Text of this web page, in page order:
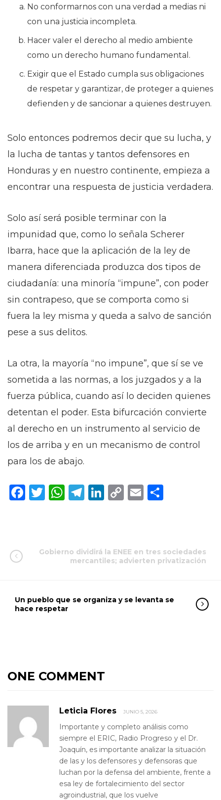
No conformarnos con una verdad a medias ni
con una justicia incompleta.
Hacer valer el derecho al medio ambiente
como un derecho humano fundamental.
Exigir que el Estado cumpla sus obligaciones
de respetar y garantizar, de proteger a quienes
defienden y de sancionar a quienes destruyen.
Solo entonces podremos decir que su lucha, y
la lucha de tantas y tantos defensores en
Honduras y en nuestro continente, empieza a
encontrar una respuesta de justicia verdadera.
Solo así será posible terminar con la
impunidad que, como lo señala Scherer
Ibarra, hace que la aplicación de la ley de
manera diferenciada produzca dos tipos de
ciudadanía: una minoría “impune”, con poder
sin contrapeso, que se comporta como si
fuera la ley misma y queda a salvo de sanción
pese a sus delitos.
La otra, la mayoría “no impune”, que sí se ve
sometida a las normas, a los juzgados y a la
fuerza pública, cuando así lo deciden quienes
detentan el poder. Esta bifurcación convierte
al derecho en un instrumento al servicio de
los de arriba y en un mecanismo de control
para los de abajo.
Facebook
Twitter
WhatsApp
Telegram
LinkedIn
CopyEmail
Gobierno dividirá la ENEE en tres sociedades
mercantiles; advierten privatización
Un pueblo que se organiza y se levanta se
hace respetar
ONE COMMENT
Leticia Flores JUNIO 5, 2026
Importante y completo análisis como
siempre el ERIC, Radio Progreso y el Dr.
Joaquín, es importante analizar la situación
de las y los defensores y defensoras que
luchan por la defensa del ambiente, frente a
esa ley de fortalecimiento del sector
agroindustrial, que los vuelve